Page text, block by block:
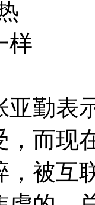
亚勤表
，而现
，被互